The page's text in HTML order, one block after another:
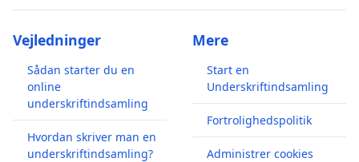
Vejledninger
Sådan starter du en
online
underskriftindsamling
Hvordan skriver man en
underskriftindsamling?
Mere
Start en
Underskriftindsamling
Fortrolighedspolitik
Administrer cookies